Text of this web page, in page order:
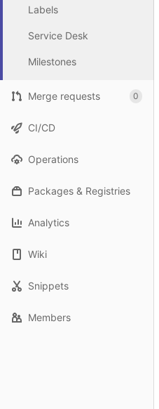
Labels
Service Desk
Milestones
Merge requests 0
CI/CD
Operations
Packages & Registries
Analytics
Wiki
Snippets
Members